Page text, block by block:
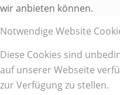
wir anbieten können.
Notwendige Website
Diese Cookies sind
auf unserer Webseite
zur Verfügung zu stellen.